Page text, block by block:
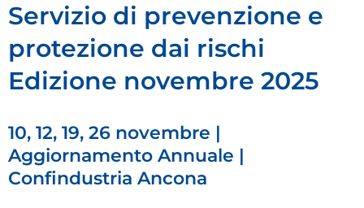
Servizio di prevenzione e
protezione dai rischi
Edizione novembre 2025
10, 12, 19, 26 novembre |
Aggiornamento Annuale |
Confindustria Ancona